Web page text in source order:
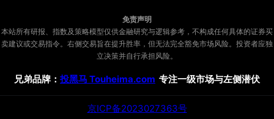
免责声明
本站所有研报、指数及策略模型仅供金融研究与逻辑参考，不构成任何具体的证券买
卖建议或交易指令。右侧交易旨在提升胜率，但无法完全豁免市场风险。投资者应独
立决策并自行承担风险。
兄弟品牌： 投黑马 Touheima.com 专注一级市场与左侧潜伏
京ICP备2023027363号